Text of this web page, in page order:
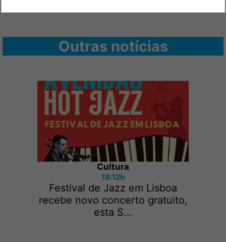
Outras notícias
Cultura
18:12h
Festival de Jazz em Lisboa
recebe novo concerto gratuito,
esta S...